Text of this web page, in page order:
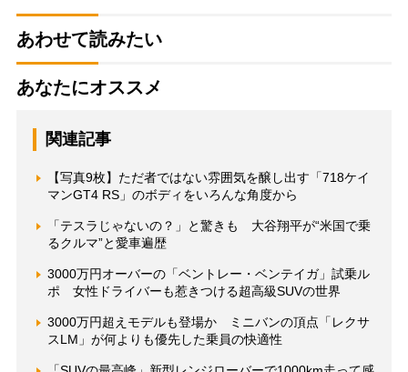
あわせて読みたい
あなたにオススメ
関連記事
【写真9枚】ただ者ではない雰囲気を醸し出す「718ケイ
マンGT4 RS」のボディをいろんな角度から
「テスラじゃないの？」と驚きも 大谷翔平が“米国で乗
るクルマ”と愛車遍歴
3000万円オーバーの「ベントレー・ベンテイガ」試乗ル
ポ 女性ドライバーも惹きつける超高級SUVの世界
3000万円超えモデルも登場か ミニバンの頂点「レクサ
スLM」が何よりも優先した乗員の快適性